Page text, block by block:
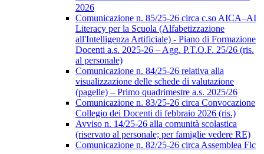
2026
Comunicazione n. 85/25-26 circa c.so AICA–AI
Literacy per la Scuola (Alfabetizzazione
all'Intelligenza Artificiale) - Piano di Formazione
Docenti a.s. 2025-26 – Agg. P.T.O.F. 25/26 (ris.
al personale)
Comunicazione n. 84/25-26 relativa alla
visualizzazione delle schede di valutazione
(pagelle) – Primo quadrimestre a.s. 2025/26
Comunicazione n. 83/25-26 circa Convocazione
Collegio dei Docenti di febbraio 2026 (ris.)
Avviso n. 14/25-26 alla comunità scolastica
(riservato al personale; per famiglie vedere RE)
Comunicazione n. 82/25-26 circa Assemblea Flc